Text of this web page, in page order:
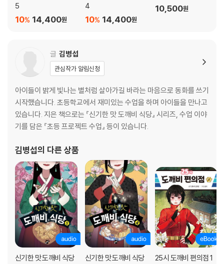
5
14,400원
10%
4
14,400원
10%
10,500원
글 김병섭
관심작가 알림신청
아이들이 밝게 빛나는 별처럼 살아가길 바라는 마음으로 동화를 쓰기
시작했습니다. 초등학교에서 재미있는 수업을 하며 아이들을 만나고
있습니다. 지은 책으로는 『신기한 맛 도깨비 식당』 시리즈, 수업 이야
기를 담은 『초등 프로젝트 수업』 등이 있습니다.
김병섭의 다른 상품
신기한 맛 도깨비 식당 신기한 맛 도깨비 식당 25시 도깨비 편의점 1